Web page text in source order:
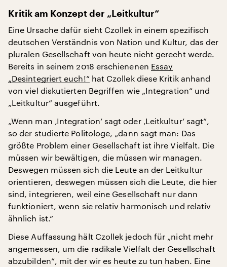
Kritik am Konzept der „Leitkultur“
Eine Ursache dafür sieht Czollek in einem spezifisch
deutschen Verständnis von Nation und Kultur, das der
pluralen Gesellschaft von heute nicht gerecht werde.
Bereits in seinem 2018 erschienenen Essay
„Desintegriert euch!“ hat Czollek diese Kritik anhand
von viel diskutierten Begriffen wie „Integration“ und
„Leitkultur“ ausgeführt.
„Wenn man ‚Integration‘ sagt oder ‚Leitkultur‘ sagt“,
so der studierte Politologe, „dann sagt man: Das
größte Problem einer Gesellschaft ist ihre Vielfalt. Die
müssen wir bewältigen, die müssen wir managen.
Deswegen müssen sich die Leute an der Leitkultur
orientieren, deswegen müssen sich die Leute, die hier
sind, integrieren, weil eine Gesellschaft nur dann
funktioniert, wenn sie relativ harmonisch und relativ
ähnlich ist.“
Diese Auffassung hält Czollek jedoch für „nicht mehr
angemessen, um die radikale Vielfalt der Gesellschaft
abzubilden“, mit der wir es heute zu tun haben. Eine